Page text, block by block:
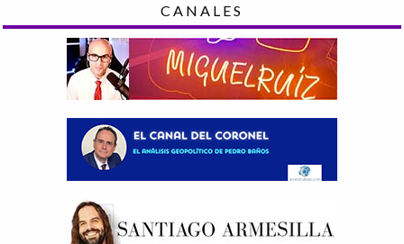
CANALES